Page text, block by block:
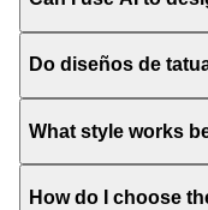
Do diseños de
What style works
How do I choose